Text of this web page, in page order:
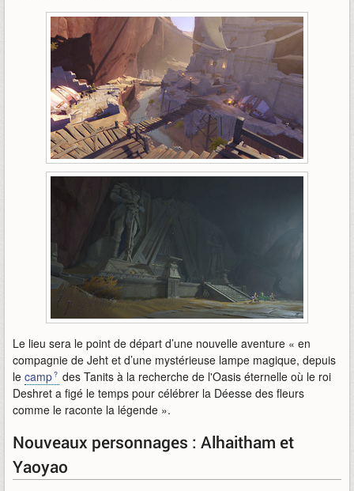
Le lieu sera le point de départ d’une nouvelle aventure « en
compagnie de Jeht et d’une mystérieuse lampe magique, depuis
le camp
des Tanits à la recherche de l'Oasis éternelle où le roi
Deshret a figé le temps pour célébrer la Déesse des fleurs
comme le raconte la légende ».
Nouveaux personnages : Alhaitham et
Yaoyao